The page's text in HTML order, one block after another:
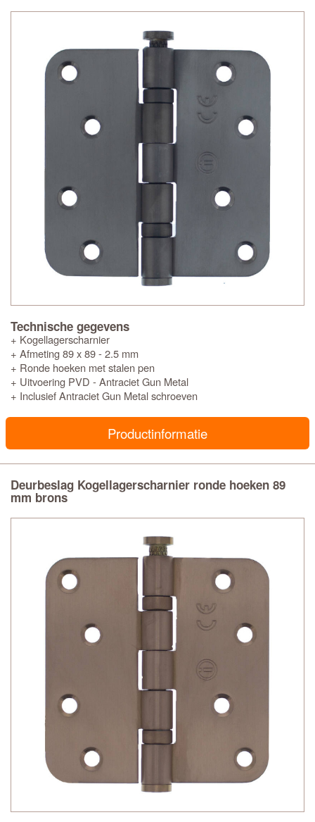
Technische gegevens
+ Kogellagerscharnier
+ Afmeting 89 x 89 - 2.5 mm
+ Ronde hoeken met stalen pen
+ Uitvoering PVD - Antraciet Gun Metal
+ Inclusief Antraciet Gun Metal schroeven
Productinformatie
Deurbeslag Kogellagerscharnier ronde hoeken 89
mm brons